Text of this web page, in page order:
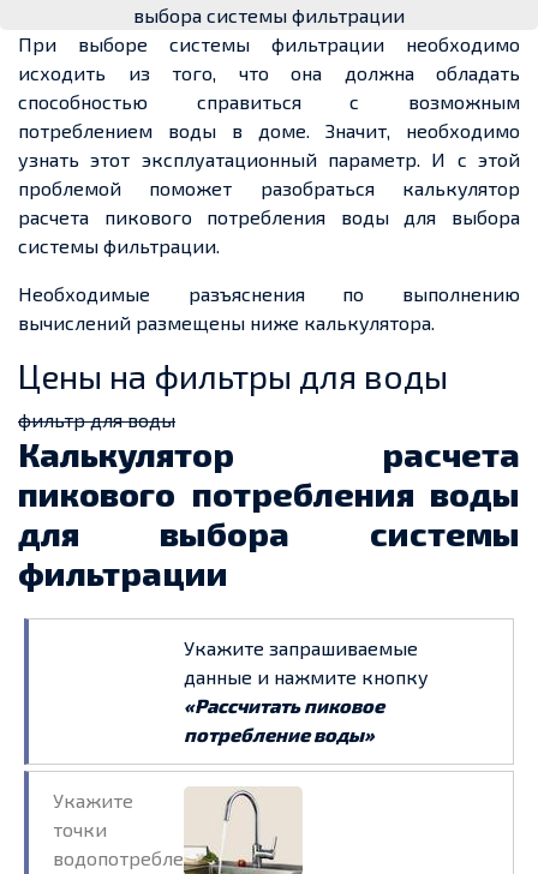
выбора системы фильтрации
При выборе системы фильтрации необходимо
исходить из того, что она должна обладать
способностью справиться с возможным
потреблением воды в доме. Значит, необходимо
узнать этот эксплуатационный параметр. И с этой
проблемой поможет разобраться калькулятор
расчета пикового потребления воды для выбора
системы фильтрации.
Необходимые разъяснения по выполнению
вычислений размещены ниже калькулятора.
Цены на фильтры для воды
фильтр для воды
Калькулятор расчета
пикового потребления воды
для выбора системы
фильтрации
Укажите запрашиваемые
данные и нажмите кнопку
«Рассчитать пиковое
потребление воды»
Укажите
точки
водопотребления.